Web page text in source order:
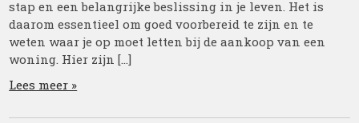
stap en een belangrijke beslissing in je leven. Het is
daarom essentieel om goed voorbereid te zijn en te
weten waar je op moet letten bij de aankoop van een
woning. Hier zijn […]
Lees meer »